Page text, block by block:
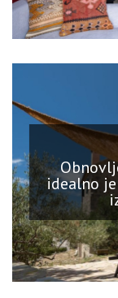
idealno